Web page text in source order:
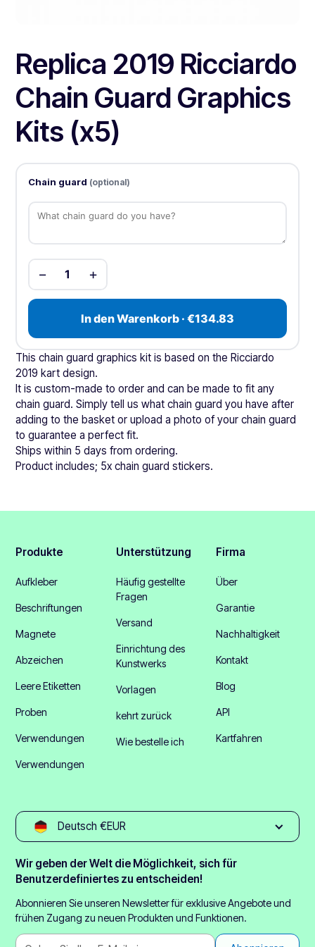
Replica 2019 Ricciardo
Chain Guard Graphics
Kits (x5)
Chain guard (optional)
− 1 +
In den Warenkorb · €134.83
This chain guard graphics kit is based on the Ricciardo
2019 kart design.
It is custom-made to order and can be made to fit any
chain guard. Simply tell us what chain guard you have after
adding to the basket or upload a photo of your chain guard
to guarantee a perfect fit.
Ships within 5 days from ordering.
Product includes; 5x chain guard stickers.
Produkte
Aufkleber
Beschriftungen
Magnete
Abzeichen
Leere Etiketten
Proben
Verwendungen
Verwendungen
Unterstützung
Häufig gestellte
Fragen
Versand
Einrichtung des
Kunstwerks
Vorlagen
kehrt zurück
Wie bestelle ich
Firma
Über
Garantie
Nachhaltigkeit
Kontakt
Blog
API
Kartfahren
Deutsch €EUR
Wir geben der Welt die Möglichkeit, sich für
Benutzerdefiniertes zu entscheiden!
Abonnieren Sie unseren Newsletter für exklusive Angebote und
frühen Zugang zu neuen Produkten und Funktionen.